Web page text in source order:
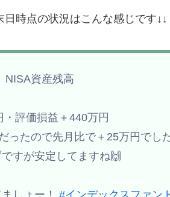
時点の状況はこんな感じです↓↓
NISA資産残高
評価損益＋440万円
ったので先月比で＋25万円でし
すが安定してますね🙌